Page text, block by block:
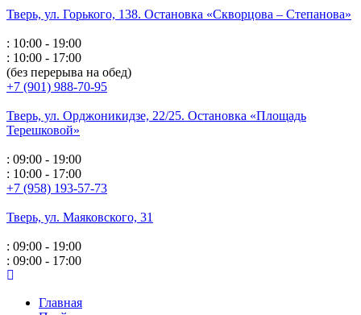
Тверь, ул. Горького, 138. Остановка «Скворцова – Степанова»
: 10:00 - 19:00
: 10:00 - 17:00
(без перерыва на обед)
+7 (901) 988-70-95
Тверь, ул. Орджоникидзе, 22/25. Остановка «Площадь
Терешковой»
: 09:00 - 19:00
: 10:00 - 17:00
+7 (958) 193-57-73
Тверь, ул. Маяковского, 31
: 09:00 - 19:00
: 09:00 - 17:00
Главная